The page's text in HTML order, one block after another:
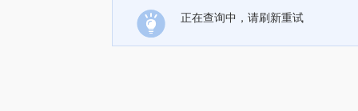
正在查询中，请刷新重试